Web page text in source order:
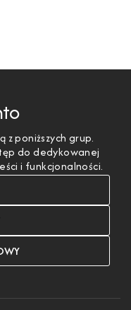
z poniższych grup.
do dedykowanej
i funkcjonalności.